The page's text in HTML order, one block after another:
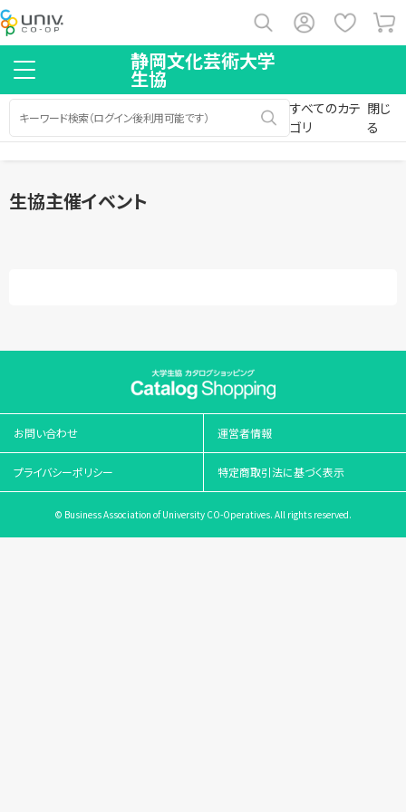
静岡文化芸術大学
生協
すべてのカテ
ゴリ
閉じ
る
生協主催イベント
お問い合わせ 運営者情報
プライバシーポリシー 特定商取引法に基づく表示
© Business Association of University CO-Operatives. All rights reserved.